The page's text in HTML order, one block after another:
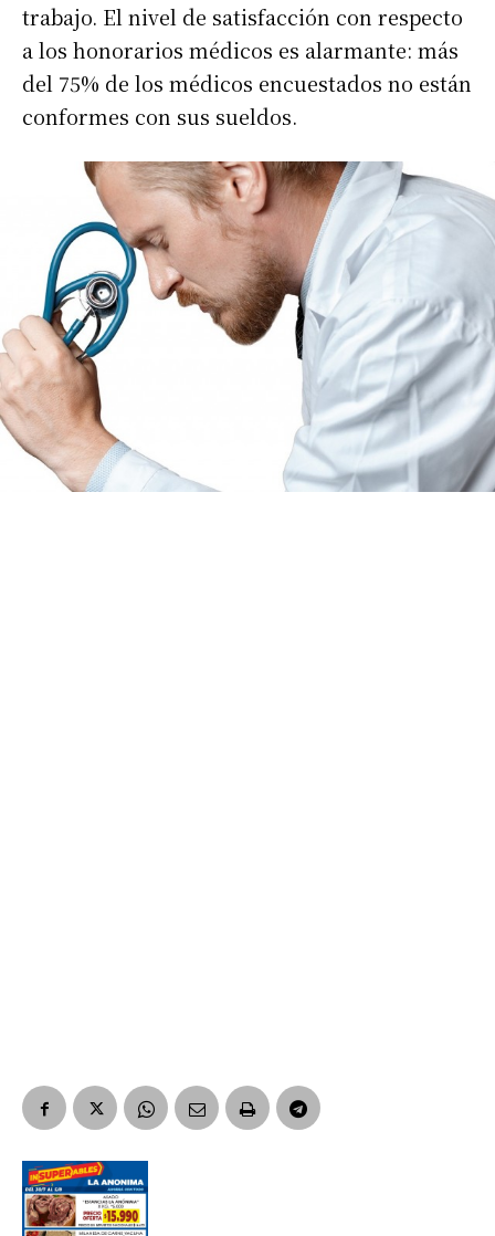
Suscribirme gratis
Dirección de correo electrónico *
Nombre
Apellidos
Número de teléfono
trabajo. El nivel de satisfacción con respecto
a los honorarios médicos es alarmante: más
del 75% de los médicos encuestados no están
conformes con sus sueldos.